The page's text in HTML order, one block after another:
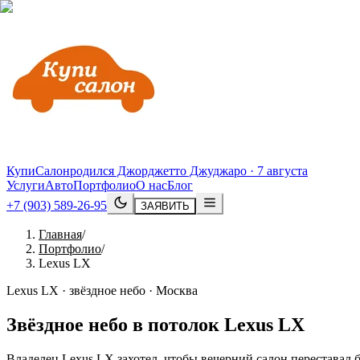
КупиСалонродился Джорджетто Джуджаро · 7 августа
УслугиАвтоПортфолиоО насБлог
+7 (903) 589-26-95
ЗАЯВИТЬ
Главная/
Портфолио/
Lexus LX
Lexus LX · звёздное небо · Москва
Звёздное небо в потолок Lexus LX